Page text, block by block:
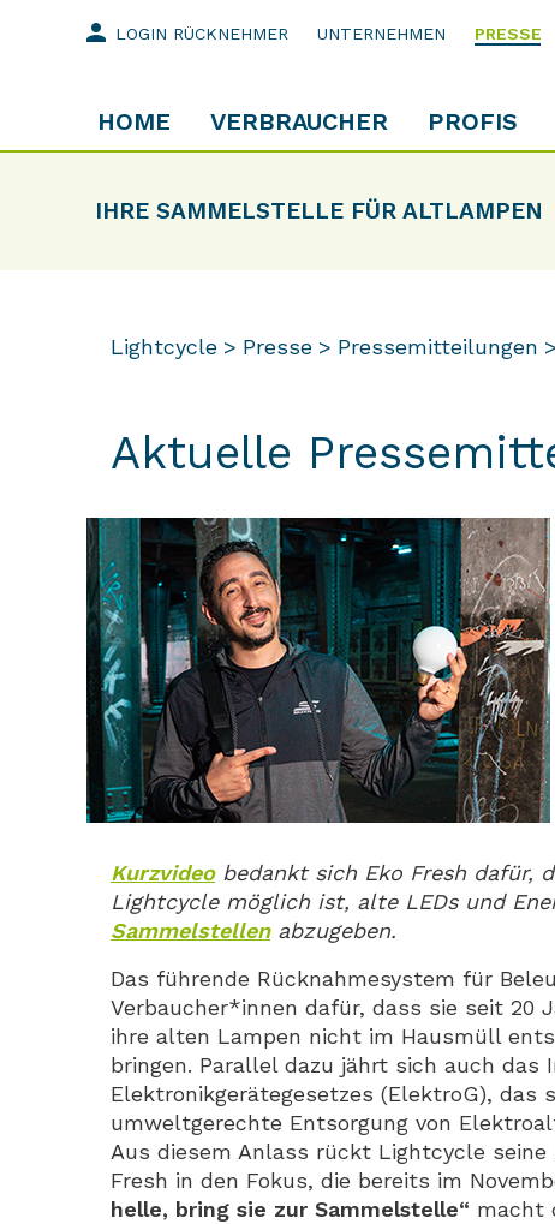
HOME VERBRAUCHER PROFIS
person LOGIN RÜCKNEHMER UNTERNEHMEN PRESSE
IHRE SAMMELSTELLE FÜR ALTLAMPEN
Lightcycle Presse Pressemitteilungen
Aktuelle
Kurzvideobedankt sich Eko Fresh dafür,
Lightcycle möglich ist, alte LEDs und
Sammelstellenabzugeben.
Das führende Rücknahmesystem für
Verbaucher*innen dafür, dass sie seit 20
ihre alten Lampen nicht im Hausmüll
bringen. Parallel dazu jährt sich auch
Elektronikgerätegesetzes (ElektroG), das
umweltgerechte Entsorgung von
Aus diesem Anlass rückt Lightcycle
Fresh in den Fokus, die bereits im
helle, bring sie zur Sammelstelle“ macht